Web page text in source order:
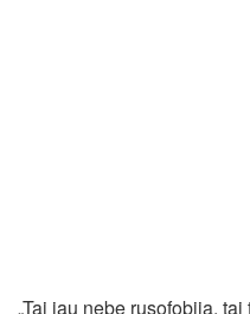
„Tai jau nebe rusofobija,